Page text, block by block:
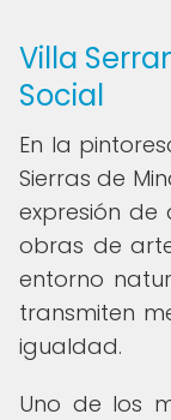
Villa
Social
En la
Sierras de
expresión de
obras de
entorno
transmiten
igualdad.
Uno de los